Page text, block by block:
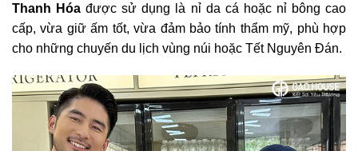
Thanh Hóa được sử dụng là nỉ da cá hoặc nỉ bông cao
cấp, vừa giữ ấm tốt, vừa đảm bảo tính thẩm mỹ, phù hợp
cho những chuyến du lịch vùng núi hoặc Tết Nguyên Đán.